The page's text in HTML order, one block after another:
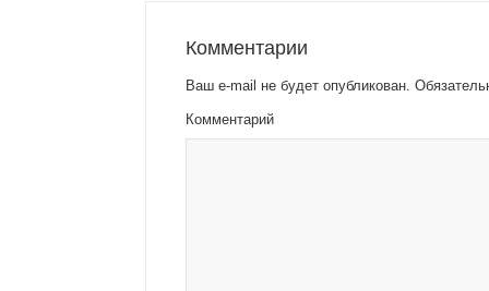
Комментарии
Ваш e-mail не будет опубликован.
Комментарий